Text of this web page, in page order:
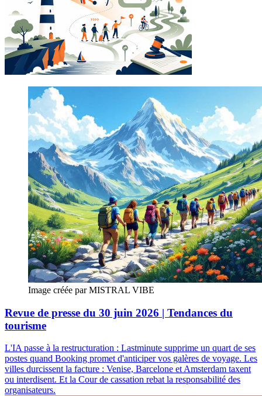
Image créée par MISTRAL VIBE
Revue de presse du 30 juin 2026 | Tendances du
tourisme
L'IA passe à la restructuration : Lastminute supprime un quart de ses
postes quand Booking promet d'anticiper vos galères de voyage. Les
villes durcissent la facture : Venise, Barcelone et Amsterdam taxent
ou interdisent. Et la Cour de cassation rebat la responsabilité des
organisateurs.